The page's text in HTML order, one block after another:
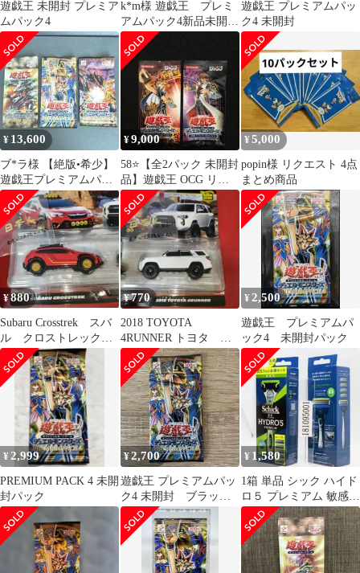
遊戯王 未開封 プレミア
ムパック4
k*m様 遊戯王 プレミ
アムパック4新品未開封
×4
遊戯王 プレミアムパッ
ク4 未開封
¥ 13,600
ブ*ラ様 【絶版•希少】
遊戯王プレミアムパッ
ク３、4、5 計３パッ
ク 未開封 美
¥9,000
58⭐️【全2パック 未開封
品】遊戯王 OCG リミ
テッドエディション5
海馬
¥5,000
popin様 リクエスト 4点
まとめ商品
¥880
Subaru Crosstrek スバ
ル クロストレック
ホットウィール 赤
４
¥770
2018 TOYOTA
4RUNNER トヨタ フ
ォーランナー ホット
ウィール３
¥ 2,500
遊戯王 プレミアムパ
ック4 未開封パック
¥ 2,999
PREMIUM PACK 4 未開
封パック
¥2,700
遊戯王 プレミアムパッ
ク4 未開封 ブラック
マジシャン ガール
¥ 1,580
1箱 単品 シック ハイド
ロ５ プレミアム 敏感肌
コンボパック 刃付＋替
刃４コ